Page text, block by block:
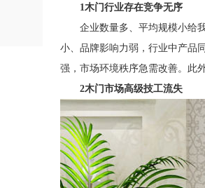
1木门行业存在竞争无序
企业数量多、平均规模小给
小、品牌影响力弱，行业中产品
强，市场环境秩序急需改善。此
2木门市场高级技工流失